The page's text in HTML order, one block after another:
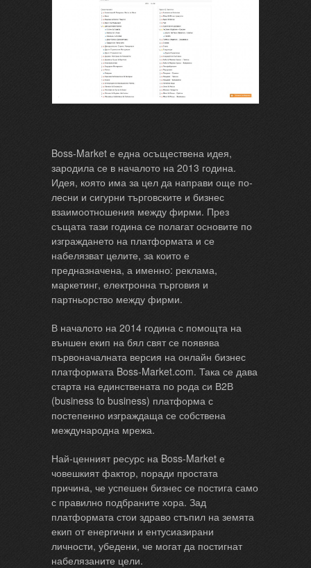
Boss-Market е една осъществена идея,
зародила се в началото на 2013 година.
Идея, която има за цел да направи още по-
лесни и сигурни търговските и бизнес
взаимоотношения между фирми. През
същата тази година се полагат основите по
изграждането на платформата и се
набелязват целите, за които е
предназначена, а именно: реклама,
маркетинг, електронна търговия и
партньорство между фирми.
В началото на 2014 година с помощта на
външен екип на бял свят се появява
първоначалната версия на онлайн бизнес
платформата Boss-Market.com. Така се дава
старта на единствената по рода си В2В
(business to business) платформа с
постепенно изграждаща се собствена
международна мрежа.
Най-ценният ресурс на Boss-Market е
човешкият фактор, поради простата
причина, че успешен бизнес се постига само
с правилно подбраните хора. Зад
платформата стои здраво стъпил на земята
екип от енергични и ентусиазирани
личности, убедени, че могат да постигнат
набелязаните цели.